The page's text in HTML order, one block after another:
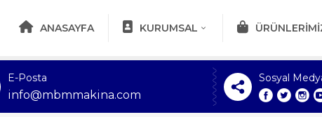
ANASAYFA KURUMSAL
E-Posta
info@mbmmakina.com
Sosyal